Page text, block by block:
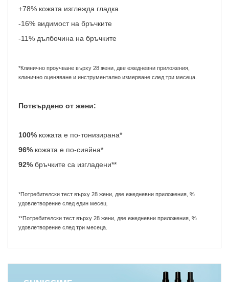
+78% кожата изглежда гладка
-16% видимост на бръчките
-11% дълбочина на бръчките
*Клинично проучване върху 28 жени, две ежедневни приложения,
клинично оценяване и инструментално измерване след три месеца.
Потвърдено от жени:
100% кожата е по-тонизирана*
96% кожата е по-сияйна*
92% бръчките са изгладени**
*Потребителски тест върху 28 жени, две ежедневни приложения, %
удовлетворение след един месец.
**Потребителски тест върху 28 жени, две ежедневни приложения, %
удовлетворение след три месеца.